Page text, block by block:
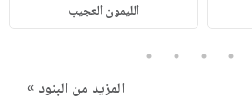
الليمون العجيب
2
3
4
5
المزيد من البنود »